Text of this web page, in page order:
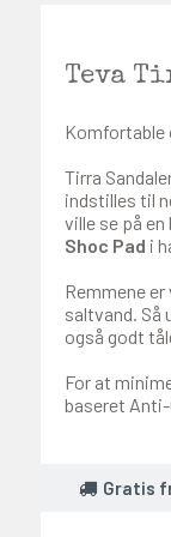
Teva
Komfortable
Tirra
indstilles til
ville se på
Shoc Pad i
Remmene
saltvand. Så
også godt
For at
baseret Anti-
Gratis